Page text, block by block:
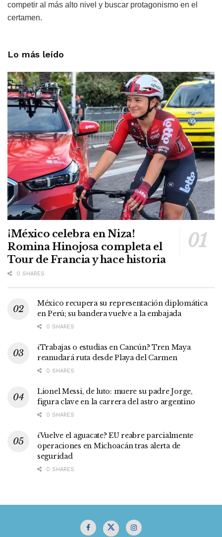
competir al más alto nivel y buscar protagonismo en el
certamen.
Lo más leído
¡México celebra en Niza!
Romina Hinojosa completa el
Tour de Francia y hace historia
0 SHARES
México recupera su representación diplomática
en Perú; su bandera vuelve a la embajada
0 SHARES
¿Trabajas o estudias en Cancún? Tren Maya
reanudará ruta desde Playa del Carmen
0 SHARES
Lionel Messi, de luto: muere su padre Jorge,
figura clave en la carrera del astro argentino
0 SHARES
¿Vuelve el aguacate? EU reabre parcialmente
operaciones en Michoacán tras alerta de
seguridad
0 SHARES